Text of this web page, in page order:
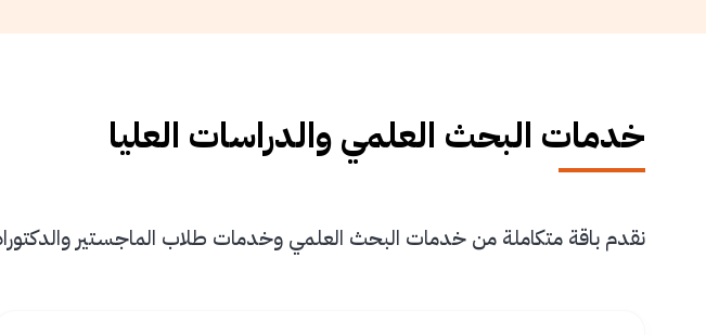
خدمات البحث العلمي والدراسات العليا
نقدم باقة متكاملة من خدمات البحث العلمي وخدمات طلاب الماجستير